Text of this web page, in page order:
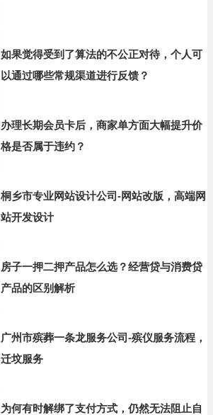
如果觉得受到了算法的不公正对待，个人可
以通过哪些常规渠道进行反馈？
办理长期会员卡后，商家单方面大幅提升价
格是否属于违约？
桐乡市专业网站设计公司-网站改版，高端网
站开发设计
房子一押二押产品怎么选？经营贷与消费贷
产品的区别解析
广州市殡葬一条龙服务公司-殡仪服务流程，
迁坟服务
为何有时解绑了支付方式，仍然无法阻止自